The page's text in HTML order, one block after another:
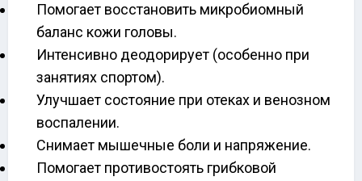
Помогает восстановить микробиомный
баланс кожи головы.
Интенсивно деодорирует (особенно при
занятиях спортом).
Улучшает состояние при отеках и венозном
воспалении.
Снимает мышечные боли и напряжение.
Помогает противостоять грибковой